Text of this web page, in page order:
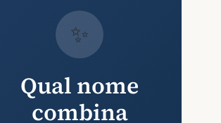
✨
Qual nome
combina